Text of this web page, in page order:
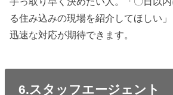
る住み込みの現場を紹介してほしい」
迅速な対応が期待できます。
6.スタッフエージェント